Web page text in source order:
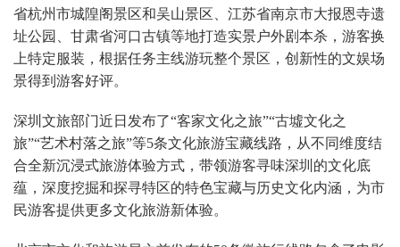
省杭州市城隍阁景区和吴山景区、江苏省南京市大报恩寺遗
址公园、甘肃省河口古镇等地打造实景户外剧本杀，游客换
上特定服装，根据任务主线游玩整个景区，创新性的文娱场
景得到游客好评。
深圳文旅部门近日发布了“客家文化之旅”“古墟文化之
旅”“艺术村落之旅”等5条文化旅游宝藏线路，从不同维度结
合全新沉浸式旅游体验方式，带领游客寻味深圳的文化底
蕴，深度挖掘和探寻特区的特色宝藏与历史文化内涵，为市
民游客提供更多文化旅游新体验。